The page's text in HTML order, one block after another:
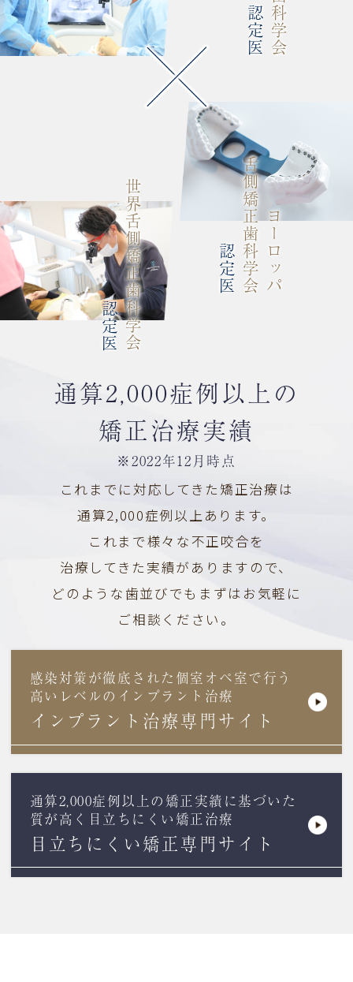
認定医
世界舌側矯正歯科学会
認定医
ヨーロッパ
舌側矯正歯科学会
認定医
通算2,000症例以上の
矯正治療実績
※2022年12月時点
これまでに対応してきた矯正治療は
通算2,000症例以上あります。
これまで様々な不正咬合を
治療してきた実績がありますので、
どのような歯並びでもまずはお気軽に
ご相談ください。
感染対策が徹底された個室オペ室で行う
高いレベルの インプラント治療
インプラント治療専門サイト
通算2,000症例以上の矯正実績に基づいた
質が高く目立ちにくい矯正治療
目立ちにくい矯正専門サイト